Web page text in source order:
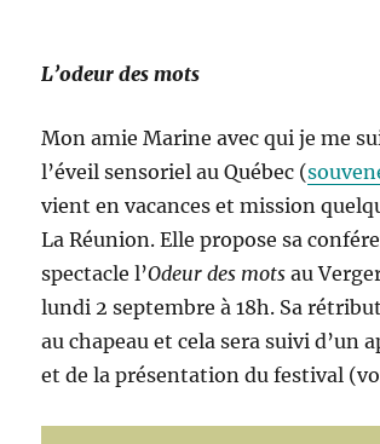
L’odeur des mots
Mon amie Marine avec qui je me
l’éveil sensoriel au Québec (
vient en vacances et mission
La Réunion. Elle propose sa
spectacle l’Odeur des mots au
lundi 2 septembre à 18h. Sa
au chapeau et cela sera suivi d’un
et de la présentation du festival